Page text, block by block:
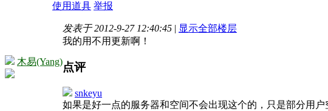
使用道具 举报
木易(Yang)
发表于 2012-9-27 12:40:45 | 显示全部楼层
我的用不用更新啊！
点评
snkeyu
如果是好一点的服务器和空间不会出现这个的，只是部分用户